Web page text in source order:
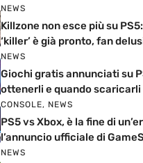
NEWS
Killzone non esce più su
‘killer’ è già pronto, fan
NEWS
Giochi gratis annunciati su
ottenerli e quando scaricarli
CONSOLE, NEWS
PS5 vs Xbox, è la fine di
l’annuncio ufficiale di
NEWS